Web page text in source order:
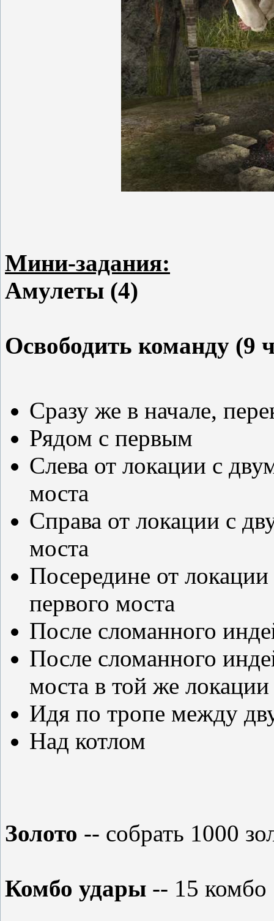
Мини-задания:
Амулеты (4)
Освободить команду (9
Сразу же в начале,
Рядом с первым
Слева от локации с
моста
Справа от локации с
моста
Посередине от
первого моста
После сломанного
После сломанного
моста в той же локации
Идя по тропе между
Над котлом
Золото -- собрать 1000
Комбо удары -- 15 комбо